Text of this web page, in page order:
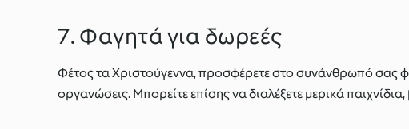
7. Φαγητά για δωρεές
Φέτος τα Χριστούγεννα, προσφέρετε στο συνάνθρωπό σας
οργανώσεις. Μπορείτε επίσης να διαλέξετε μερικά